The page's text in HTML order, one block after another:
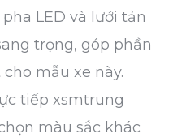
LED và lưới tản
trọng, góp phần
mẫu xe này.
tiếp xsmtrung
màu sắc khác